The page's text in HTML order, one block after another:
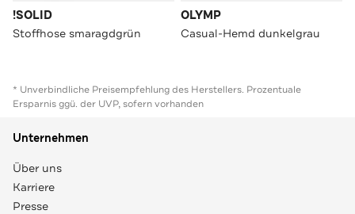
!SOLID
Stoffhose smaragdgrün
OLYMP
Casual-Hemd dunkelgrau
* Unverbindliche Preisempfehlung des Herstellers. Prozentuale
Ersparnis ggü. der UVP, sofern vorhanden
Unternehmen
Über uns
Karriere
Presse